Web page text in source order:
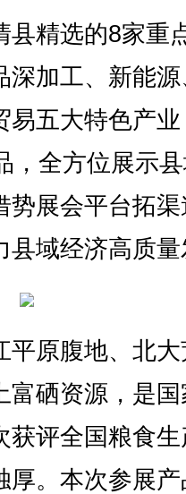
精选的8家重
深加工、新能
易五大特色产
，全方位展示
势展会平台拓
县域经济高质
原腹地、北大
富硒资源，是
获评全国粮食
厚。本次参展